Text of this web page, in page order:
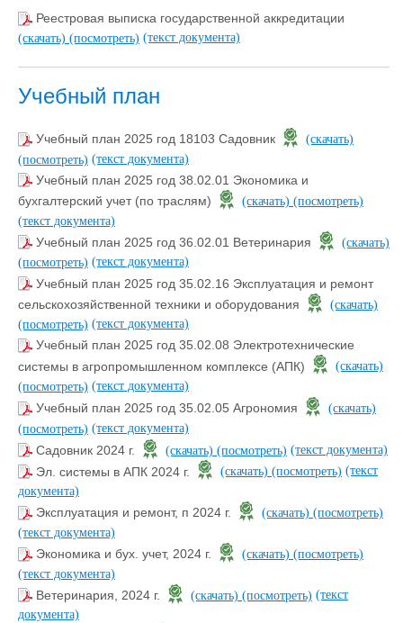
Реестровая выписка государственной аккредитации
(скачать) (посмотреть) (текст документа)
Учебный план
Учебный план 2025 год 18103 Садовник
(скачать)
(посмотреть) (текст документа)
Учебный план 2025 год 38.02.01 Экономика и
бухгалтерский учет (по траслям)
(скачать) (посмотреть)
(текст документа)
Учебный план 2025 год 36.02.01 Ветеринария
(скачать)
(посмотреть) (текст документа)
Учебный план 2025 год 35.02.16 Эксплуатация и ремонт
сельскохозяйственной техники и оборудования
(скачать)
(посмотреть) (текст документа)
Учебный план 2025 год 35.02.08 Электротехнические
системы в агропромышленном комплексе (АПК)
(скачать)
(посмотреть) (текст документа)
Учебный план 2025 год 35.02.05 Агрономия
(скачать)
(посмотреть) (текст документа)
Садовник 2024 г. (скачать) (посмотреть) (текст документа)
Эл. системы в АПК 2024 г. (скачать) (посмотреть) (текст
документа)
Эксплуатация и ремонт, п 2024 г. (скачать) (посмотреть)
(текст документа)
Экономика и бух. учет, 2024 г. (скачать) (посмотреть)
(текст документа)
Ветеринария, 2024 г. (скачать) (посмотреть) (текст
документа)